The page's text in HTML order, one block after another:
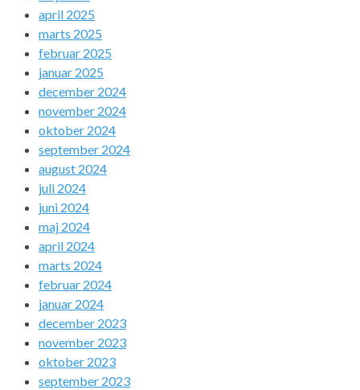
april 2025
marts 2025
februar 2025
januar 2025
december 2024
november 2024
oktober 2024
september 2024
august 2024
juli 2024
juni 2024
maj 2024
april 2024
marts 2024
februar 2024
januar 2024
december 2023
november 2023
oktober 2023
september 2023